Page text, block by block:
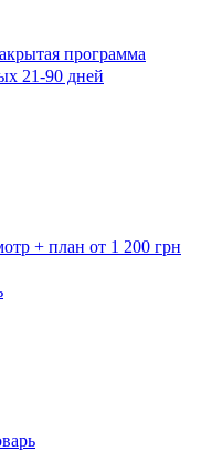
программа
21-90 дней
+ план от 1 200 грн